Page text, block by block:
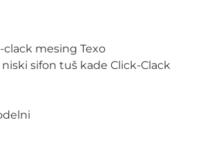
clack mesing Texo
sifon tuš kade Click-Clack